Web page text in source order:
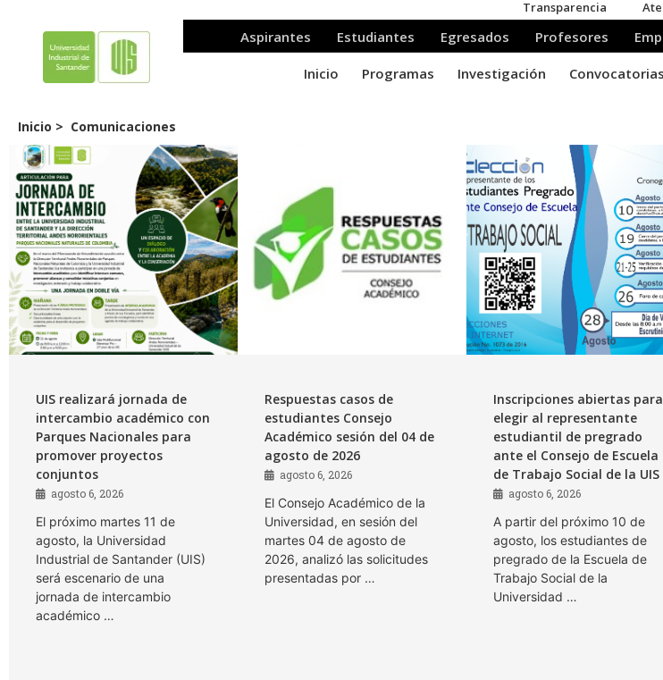
Inicio > Comunicaciones
UIS realizará jornada de
intercambio académico con
Parques Nacionales para
promover proyectos
conjuntos
agosto 6, 2026
El próximo martes 11 de
agosto, la Universidad
Industrial de Santander (UIS)
será escenario de una
jornada de intercambio
académico …
Respuestas casos de
estudiantes Consejo
Académico sesión del 04 de
agosto de 2026
agosto 6, 2026
El Consejo Académico de la
Universidad, en sesión del
martes 04 de agosto de
2026, analizó las solicitudes
presentadas por …
Inscripciones abiertas para
elegir al representante
estudiantil de pregrado
ante el Consejo de Escuela
de Trabajo Social de la UIS
agosto 6, 2026
A partir del próximo 10 de
agosto, los estudiantes de
pregrado de la Escuela de
Trabajo Social de la
Universidad …